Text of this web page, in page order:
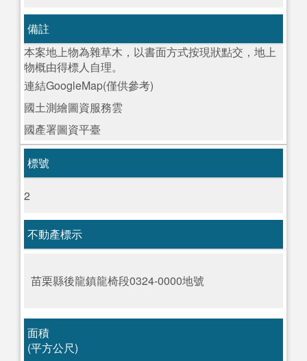
備註
本案地上物為雜草木，以書面方式按現狀點交，地上
物概由得標人自理。
連結GoogleMap(僅供參考)
國土測繪圖資服務雲
國產署圖資平臺
標號
2
不動產標示
苗栗縣後龍鎮龍椅段0324-0000地號
面積
(平方公尺)